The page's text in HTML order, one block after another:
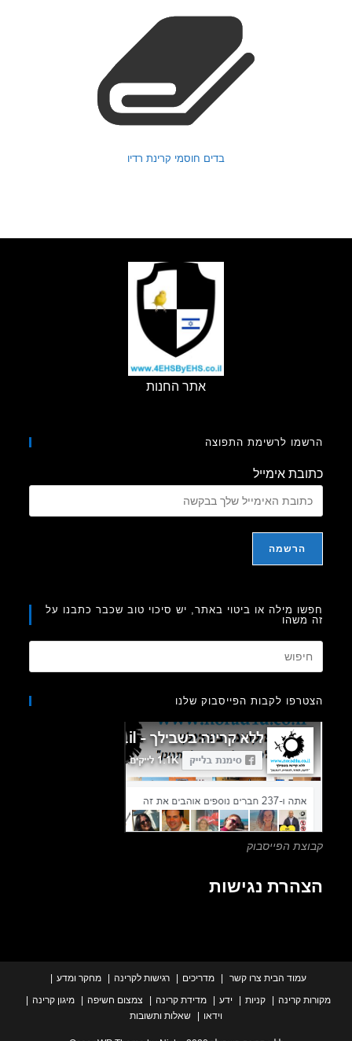
בדים חוסמי קרינת רדיו
אתר החנות
לרשימת התפוצה
אימייל
מילה או ביטוי באתר, יש סיכוי טוב שכבר כתבנו על
Escape
לקבות הפייסבוק שלנו
הפייסבוק
נגישות
עמוד הבית צרו קשר מדריכים רגישות לקרינה
מחקר ומדע
קרינה
קניות ידע מדידת קרינה צמצום חשיפה
מיגון קרינה
שאלות ותשובות